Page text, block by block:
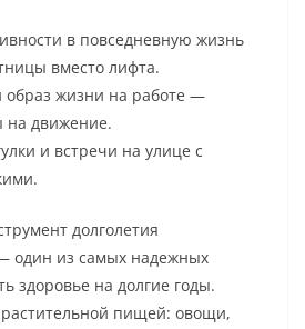
в повседневную жизнь
вместо лифта.
жизни на работе —
на движение.
и встречи на улице с
долголетия
один из самых надежных
здоровье на долгие годы.
пищей: овощи,